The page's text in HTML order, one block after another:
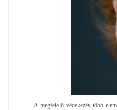
A megfelelő védekezés több